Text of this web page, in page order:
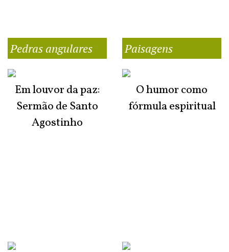
Pedras angulares
Em louvor da paz:
Sermão de Santo
Agostinho
Paisagens
O humor como
fórmula espiritual